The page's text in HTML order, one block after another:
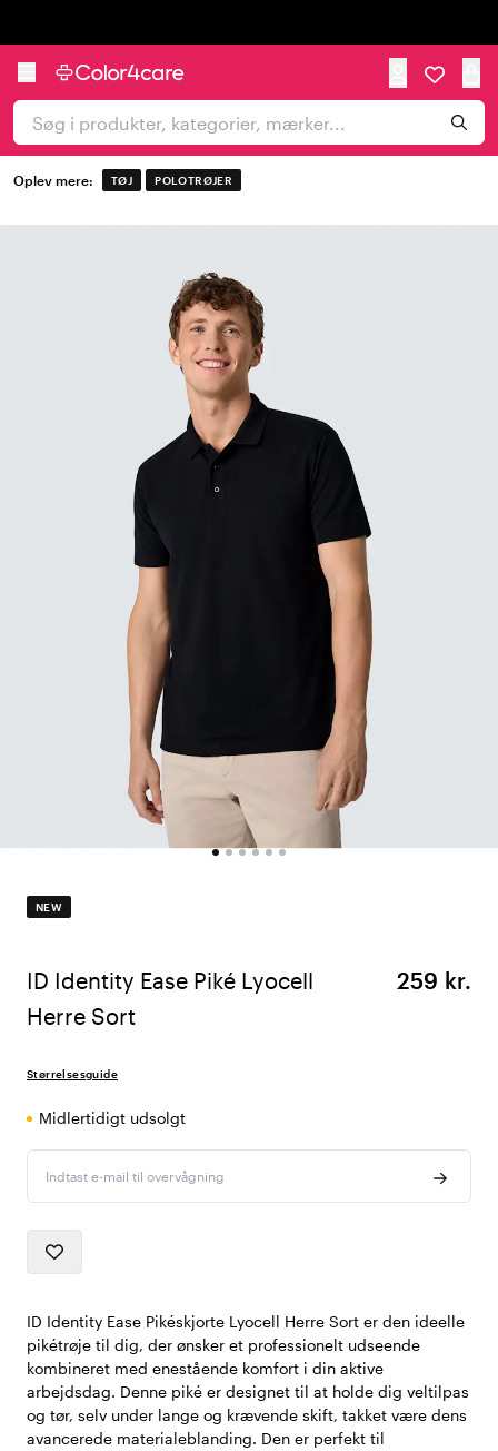
Oplev mere: TØJ POLOTRØJER
NEW
ID Identity Ease Piké Lyocell
Herre Sort
259 kr.
Størrelsesguide
Midlertidigt udsolgt
ID Identity Ease Pikéskjorte Lyocell Herre Sort er den ideelle
pikétrøje til dig, der ønsker et professionelt udseende
kombineret med enestående komfort i din aktive
arbejdsdag. Denne piké er designet til at holde dig veltilpas
og tør, selv under lange og krævende skift, takket være dens
avancerede materialeblanding. Den er perfekt til